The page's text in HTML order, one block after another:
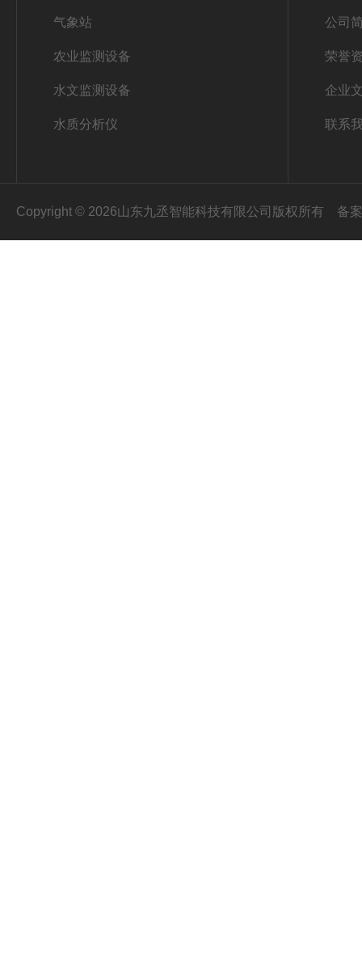
气象站
农业监测设备
水文监测设备
水质分析仪
公司
荣誉
企业
联系
Copyright © 2026山东九丞智能科技有限公司版权所有 备